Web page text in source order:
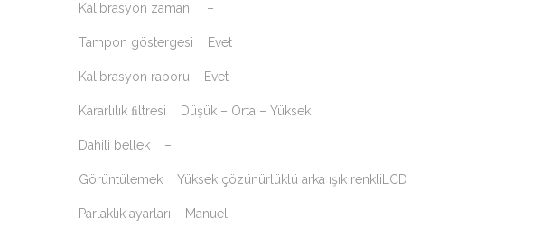
Kalibrasyon zamanı –
Tampon göstergesi Evet
Kalibrasyon raporu Evet
Kararlılık ﬁltresi Düşük – Orta – Yüksek
Dahili bellek –
Görüntülemek Yüksek çözünürlüklü arka ışık renkliLCD
Parlaklık ayarları Manuel